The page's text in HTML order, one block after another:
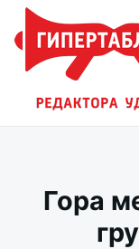
Перейти
содержимому
Искать:
Гора